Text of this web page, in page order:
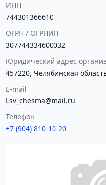
ИНН
744301366610
ОГРН / ОГРНИП
307744334600032
Юридический адрес
457220, Челябинская
E-mail
Lsv_chesma@mail.ru
Телефон
+7 (904) 810-10-20